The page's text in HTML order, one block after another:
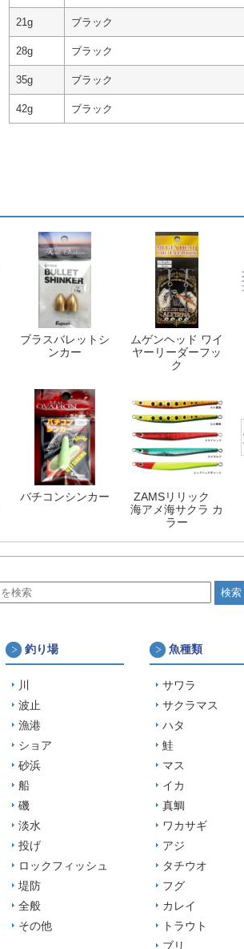
21g ブラック
28g ブラック
35g ブラック
42g ブラック
ブラスバレットシ
ンカー
ムゲンヘッド ワイ
ヤーリーダーフッ
ク
バチコンシンカー
ZAMSリリック
海アメ海サクラ カ
ラー
釣り場
川
波止
漁港
ショア
砂浜
船
磯
淡水
投げ
ロックフィッシュ
堤防
全般
その他
魚種類
サワラ
サクラマス
ハタ
鮭
マス
イカ
真鯛
ワカサギ
アジ
タチウオ
フグ
カレイ
トラウト
ブリ